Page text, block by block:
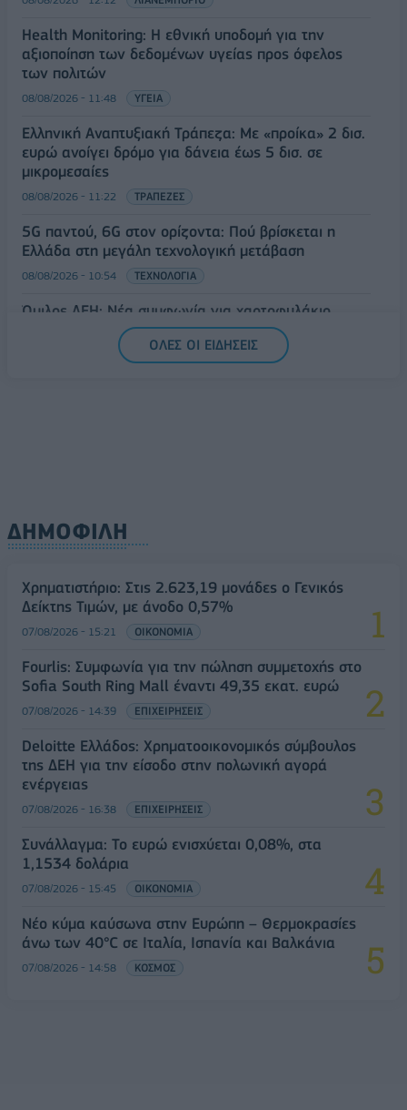
Health Monitoring: Η εθνική υποδομή για την
αξιοποίηση των δεδομένων υγείας προς όφελος
των πολιτών
08/08/2026 - 11:48 ΥΓΕΙΑ
Ελληνική Αναπτυξιακή Τράπεζα: Με «προίκα» 2 δισ.
ευρώ ανοίγει δρόμο για δάνεια έως 5 δισ. σε
μικρομεσαίες
08/08/2026 - 11:22 ΤΡΑΠΕΖΕΣ
5G παντού, 6G στον ορίζοντα: Πού βρίσκεται η
Ελλάδα στη μεγάλη τεχνολογική μετάβαση
08/08/2026 - 10:54 ΤΕΧΝΟΛΟΓΙΑ
Όμιλος ΔΕΗ: Νέα συμφωνία για χαρτοφυλάκιο
έργων ΑΠΕ άνω των 2 GW σε Πολωνία και
ΟΛΕΣ ΟΙ ΕΙΔΗΣΕΙΣ
ΔΗΜΟΦΙΛΗ
Χρηματιστήριο: Στις 2.623,19 μονάδες ο Γενικός
Δείκτης Τιμών, με άνοδο 0,57%
07/08/2026 - 15:21 ΟΙΚΟΝΟΜΙΑ
Fourlis: Συμφωνία για την πώληση συμμετοχής στο
Sofia South Ring Mall έναντι 49,35 εκατ. ευρώ
07/08/2026 - 14:39 ΕΠΙΧΕΙΡΗΣΕΙΣ
Deloitte Ελλάδος: Χρηματοοικονομικός σύμβουλος
της ΔΕΗ για την είσοδο στην πολωνική αγορά
ενέργειας
07/08/2026 - 16:38 ΕΠΙΧΕΙΡΗΣΕΙΣ
Συνάλλαγμα: Το ευρώ ενισχύεται 0,08%, στα
1,1534 δολάρια
07/08/2026 - 15:45 ΟΙΚΟΝΟΜΙΑ
Νέο κύμα καύσωνα στην Ευρώπη – Θερμοκρασίες
άνω των 40°C σε Ιταλία, Ισπανία και Βαλκάνια
07/08/2026 - 14:58 ΚΟΣΜΟΣ